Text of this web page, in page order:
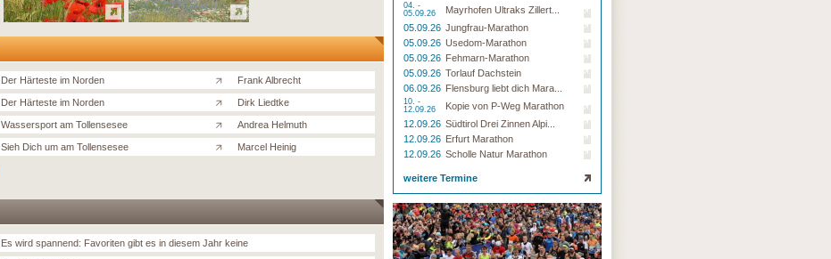
Der Härteste im Norden Frank Albrecht
Der Härteste im Norden Dirk Liedtke
Wassersport am Tollensesee Andrea Helmuth
Sieh Dich um am Tollensesee Marcel Heinig
Es wird spannend: Favoriten gibt es in diesem Jahr keine
04. -
05.09.26
Mayrhofen Ultraks Zillert...
05.09.26 Jungfrau-Marathon
05.09.26 Usedom-Marathon
05.09.26 Fehmarn-Marathon
05.09.26 Torlauf Dachstein
06.09.26 Flensburg liebt dich Mara...
10. -
12.09.26
Kopie von P-Weg Marathon
12.09.26 Südtirol Drei Zinnen Alpi...
12.09.26 Erfurt Marathon
12.09.26 Scholle Natur Marathon
weitere Termine